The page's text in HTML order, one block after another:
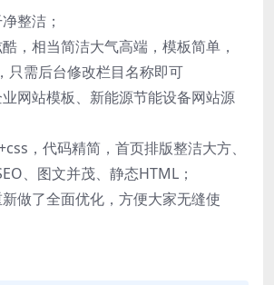
整洁；
，相当简洁大气高端，模板简单，
只需后台修改栏目名称即可
网站模板、新能源节能设备网站源
，代码精简，首页排版整洁大方、
、图文并茂、静态HTML；
做了全面优化，方便大家无缝使